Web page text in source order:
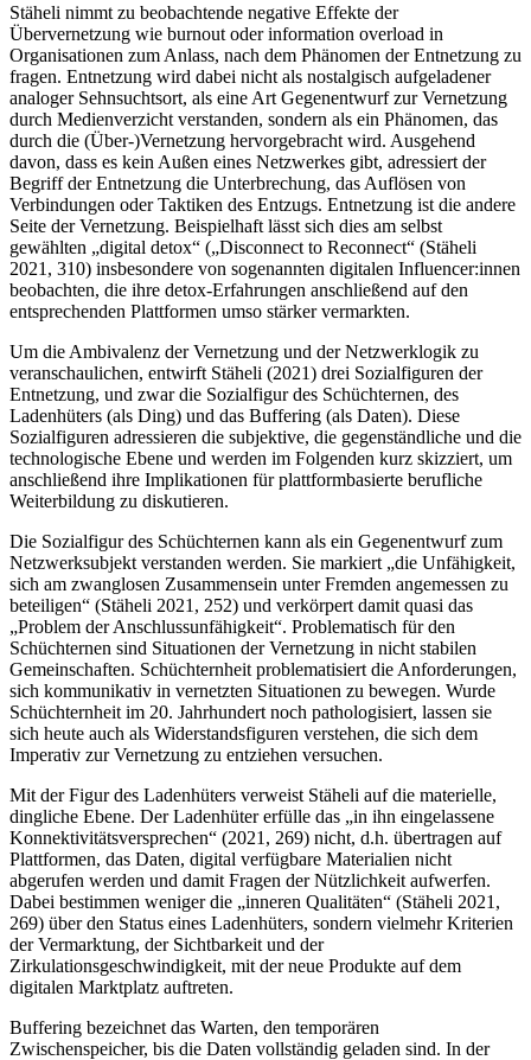
Stäheli nimmt zu beobachtende negative Effekte der
Übervernetzung wie burnout oder information overload in
Organisationen zum Anlass, nach dem Phänomen der Entnetzung zu
fragen. Entnetzung wird dabei nicht als nostalgisch aufgeladener
analoger Sehnsuchtsort, als eine Art Gegenentwurf zur Vernetzung
durch Medienverzicht verstanden, sondern als ein Phänomen, das
durch die (Über-)Vernetzung hervorgebracht wird. Ausgehend
davon, dass es kein Außen eines Netzwerkes gibt, adressiert der
Begriff der Entnetzung die Unterbrechung, das Auflösen von
Verbindungen oder Taktiken des Entzugs. Entnetzung ist die andere
Seite der Vernetzung. Beispielhaft lässt sich dies am selbst
gewählten „digital detox“ („Disconnect to Reconnect“ (Stäheli
2021, 310) insbesondere von sogenannten digitalen Influencer:innen
beobachten, die ihre detox-Erfahrungen anschließend auf den
entsprechenden Plattformen umso stärker vermarkten.
Um die Ambivalenz der Vernetzung und der Netzwerklogik zu
veranschaulichen, entwirft Stäheli (2021) drei Sozialfiguren der
Entnetzung, und zwar die Sozialfigur des Schüchternen, des
Ladenhüters (als Ding) und das Buffering (als Daten). Diese
Sozialfiguren adressieren die subjektive, die gegenständliche und die
technologische Ebene und werden im Folgenden kurz skizziert, um
anschließend ihre Implikationen für plattformbasierte berufliche
Weiterbildung zu diskutieren.
Die Sozialfigur des Schüchternen kann als ein Gegenentwurf zum
Netzwerksubjekt verstanden werden. Sie markiert „die Unfähigkeit,
sich am zwanglosen Zusammensein unter Fremden angemessen zu
beteiligen“ (Stäheli 2021, 252) und verkörpert damit quasi das
„Problem der Anschlussunfähigkeit“. Problematisch für den
Schüchternen sind Situationen der Vernetzung in nicht stabilen
Gemeinschaften. Schüchternheit problematisiert die Anforderungen,
sich kommunikativ in vernetzten Situationen zu bewegen. Wurde
Schüchternheit im 20. Jahrhundert noch pathologisiert, lassen sie
sich heute auch als Widerstandsfiguren verstehen, die sich dem
Imperativ zur Vernetzung zu entziehen versuchen.
Mit der Figur des Ladenhüters verweist Stäheli auf die materielle,
dingliche Ebene. Der Ladenhüter erfülle das „in ihn eingelassene
Konnektivitätsversprechen“ (2021, 269) nicht, d.h. übertragen auf
Plattformen, das Daten, digital verfügbare Materialien nicht
abgerufen werden und damit Fragen der Nützlichkeit aufwerfen.
Dabei bestimmen weniger die „inneren Qualitäten“ (Stäheli 2021,
269) über den Status eines Ladenhüters, sondern vielmehr Kriterien
der Vermarktung, der Sichtbarkeit und der
Zirkulationsgeschwindigkeit, mit der neue Produkte auf dem
digitalen Marktplatz auftreten.
Buffering bezeichnet das Warten, den temporären
Zwischenspeicher, bis die Daten vollständig geladen sind. In der